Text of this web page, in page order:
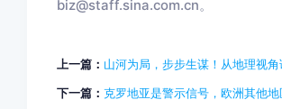
biz@staff.sina.com.cn。
上一篇： 山河为局，步步生谋！从地理视
下一篇： 克罗地亚是警示信号，欧洲其他